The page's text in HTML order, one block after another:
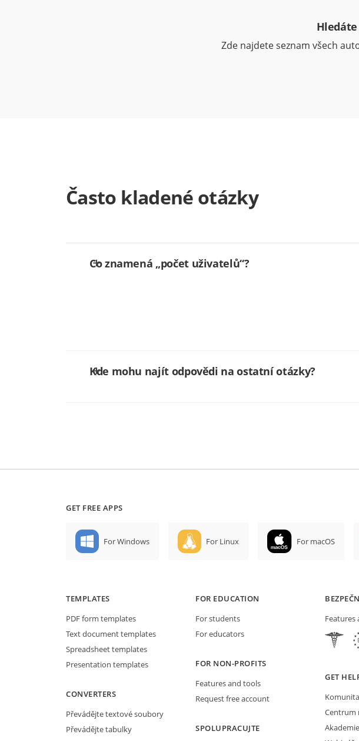
Hledáte
Zde najdete seznam všech
Často kladené otázky
Co znamená „počet uživatelů“?
Kde mohu najít odpovědi na ostatní otázky?
GET FREE APPS
For Windows For Linux For macOS
TEMPLATES
PDF form templates
Text document templates
Spreadsheet templates
Presentation templates
CONVERTERS
Převádějte textové soubory
Převádějte tabulky
FOR EDUCATION
For students
For educators
FOR NON-PROFITS
Features and tools
Request free account
SPOLUPRACUJTE
Features
GET
Komunita
Centrum